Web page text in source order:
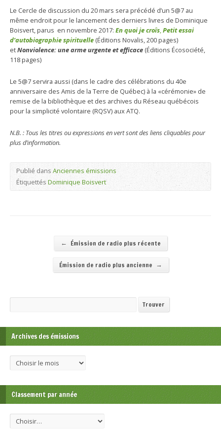
Le Cercle de discussion du 20 mars sera précédé d’un 5@7 au
même endroit pour le lancement des derniers livres de Dominique
Boisvert, parus en novembre 2017: En quoi je croîs,Petit essai
d’autobiographie spirituelle (Éditions Novalis, 200 pages)
etNonviolence: une arme urgente et efficace (Éditions Écosociété,
118 pages)
Le 5@7 servira aussi (dans le cadre des célébrations du 40e
anniversaire des Amis de la Terre de Québec) à la «cérémonie» de
remise de la bibliothèque et des archives du Réseau québécois
pour la simplicité volontaire (RQSV) aux ATQ.
N.B. : Tous les titres ou expressions en vert sont des liens cliquables pour
plus d’information.
Publié dansAnciennes émissions
ÉtiquettésDominique Boisvert
← Émission de radio plus récente
Émission de radio plus ancienne →
Trouver
Archives des émissions
Classement par année